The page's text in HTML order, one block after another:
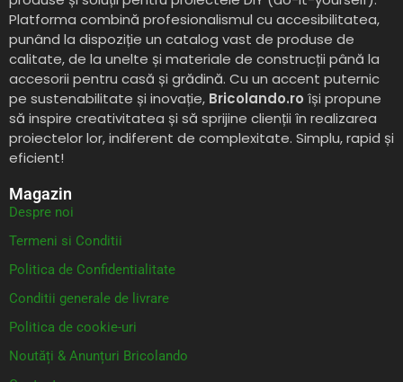
Platforma combină profesionalismul cu accesibilitatea,
punând la dispoziție un catalog vast de produse de
calitate, de la unelte și materiale de construcții până la
accesorii pentru casă și grădină. Cu un accent puternic
pe sustenabilitate și inovație, Bricolando.ro își propune
să inspire creativitatea și să sprijine clienții în realizarea
proiectelor lor, indiferent de complexitate. Simplu, rapid și
eficient!
Magazin
Despre noi
Termeni si Conditii
Politica de Confidentialitate
Conditii generale de livrare
Politica de cookie-uri
Noutăți & Anunțuri Bricolando